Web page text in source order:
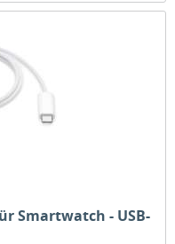
Smartwatch - USB-